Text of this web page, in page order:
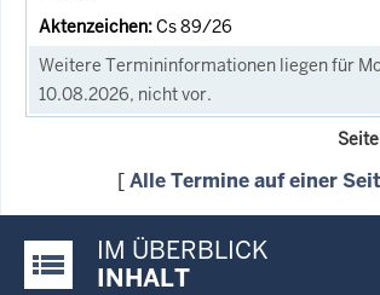
Cs 89/26
Weitere Termininformationen liegen für
10.08.2026, nicht vor.
[Alle Termine auf einer
Justiz-Portal im Überblick:
IM ÜBERBLICK
INHALT